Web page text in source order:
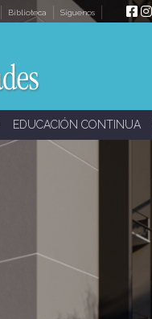
Biblioteca Síguenos
EDUCACIÓN CONTINUA